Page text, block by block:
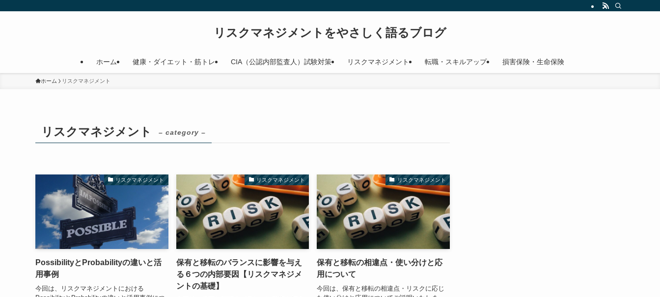
リスクマネジメントをやさしく語るブログ
ホーム 健康・ダイエット・筋トレ CIA（公認内部監査人）試験対策 リスクマネジメント 転職・スキルアップ 損害保険・生命保険
ホーム リスクマネジメント
リスクマネジメント – category –
リスクマネジメント
PossibilityとProbabilityの違いと活
用事例
今回は、リスクマネジメントにおける
リスクマネジメント
保有と移転のバランスに影響を与え
る６つの内部要因【リスクマネジメ
ントの基礎】
リスクマネジメント
保有と移転の相違点・使い分けと応
用について
今回は、保有と移転の相違点・リスクに応じ